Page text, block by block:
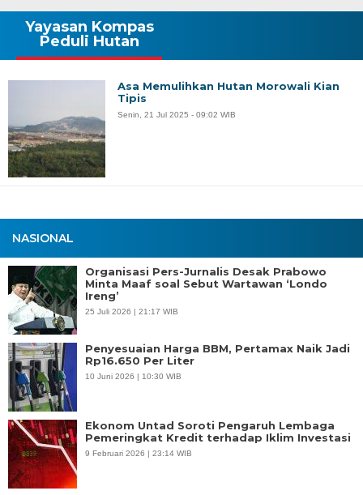
NASIONAL
Organisasi Pers-Jurnalis Desak Prabowo
Minta Maaf soal Sebut Wartawan ‘Londo
Ireng’
25 Juli 2026 | 21:17 WIB
Penyesuaian Harga BBM, Pertamax Naik Jadi
Rp16.650 Per Liter
10 Juni 2026 | 10:30 WIB
Ekonom Untad Soroti Pengaruh Lembaga
Pemeringkat Kredit terhadap Iklim Investasi
9 Februari 2026 | 23:14 WIB
Yayasan Kompas
Peduli Hutan
Asa Memulihkan Hutan Morowali Kian
Tipis
Senin, 21 Jul 2025 - 09:02 WIB